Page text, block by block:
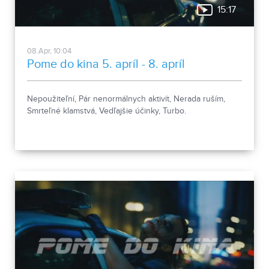
15:17
08.Apr, 10:04
Pome do kina 5. apríl - 8. apríl
Nepoužiteľní, Pár nenormálnych aktivít, Nerada ruším,
Smrteľné klamstvá, Vedľajšie účinky, Turbo.